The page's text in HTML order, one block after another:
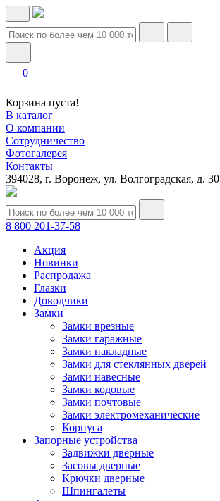
0
Корзина пуста!
В каталог
О компании
Сотрудничество
Фотогалерея
Контакты
394028, г. Воронеж, ул. Волгоградская, д. 30
8 800 201-37-58
Акция
Новинки
Распродажа
Глазки
Доводчики
Замки
Замки врезные
Замки гаражные
Замки накладные
Замки для стеклянных дверей
Замки навесные
Замки кодовые
Замки почтовые
Замки электромеханические
Корпуса
Запорные устройства
Задвижки дверные
Засовы дверные
Крючки дверные
Шпингалеты